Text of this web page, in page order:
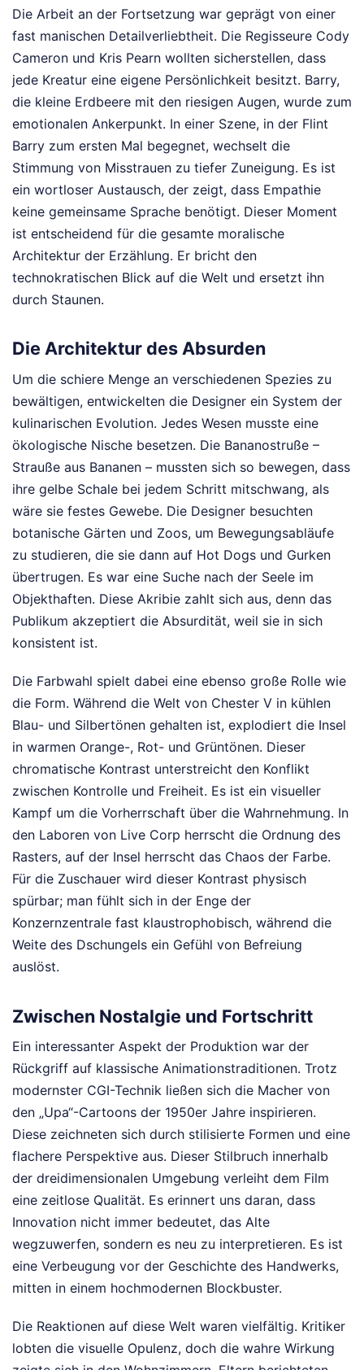
Die Arbeit an der Fortsetzung war geprägt von einer
fast manischen Detailverliebtheit. Die Regisseure Cody
Cameron und Kris Pearn wollten sicherstellen, dass
jede Kreatur eine eigene Persönlichkeit besitzt. Barry,
die kleine Erdbeere mit den riesigen Augen, wurde zum
emotionalen Ankerpunkt. In einer Szene, in der Flint
Barry zum ersten Mal begegnet, wechselt die
Stimmung von Misstrauen zu tiefer Zuneigung. Es ist
ein wortloser Austausch, der zeigt, dass Empathie
keine gemeinsame Sprache benötigt. Dieser Moment
ist entscheidend für die gesamte moralische
Architektur der Erzählung. Er bricht den
technokratischen Blick auf die Welt und ersetzt ihn
durch Staunen.
Die Architektur des Absurden
Um die schiere Menge an verschiedenen Spezies zu
bewältigen, entwickelten die Designer ein System der
kulinarischen Evolution. Jedes Wesen musste eine
ökologische Nische besetzen. Die Bananostruße –
Strauße aus Bananen – mussten sich so bewegen, dass
ihre gelbe Schale bei jedem Schritt mitschwang, als
wäre sie festes Gewebe. Die Designer besuchten
botanische Gärten und Zoos, um Bewegungsabläufe
zu studieren, die sie dann auf Hot Dogs und Gurken
übertrugen. Es war eine Suche nach der Seele im
Objekthaften. Diese Akribie zahlt sich aus, denn das
Publikum akzeptiert die Absurdität, weil sie in sich
konsistent ist.
Die Farbwahl spielt dabei eine ebenso große Rolle wie
die Form. Während die Welt von Chester V in kühlen
Blau- und Silbertönen gehalten ist, explodiert die Insel
in warmen Orange-, Rot- und Grüntönen. Dieser
chromatische Kontrast unterstreicht den Konflikt
zwischen Kontrolle und Freiheit. Es ist ein visueller
Kampf um die Vorherrschaft über die Wahrnehmung. In
den Laboren von Live Corp herrscht die Ordnung des
Rasters, auf der Insel herrscht das Chaos der Farbe.
Für die Zuschauer wird dieser Kontrast physisch
spürbar; man fühlt sich in der Enge der
Konzernzentrale fast klaustrophobisch, während die
Weite des Dschungels ein Gefühl von Befreiung
auslöst.
Zwischen Nostalgie und Fortschritt
Ein interessanter Aspekt der Produktion war der
Rückgriff auf klassische Animationstraditionen. Trotz
modernster CGI-Technik ließen sich die Macher von
den „Upa“-Cartoons der 1950er Jahre inspirieren.
Diese zeichneten sich durch stilisierte Formen und eine
flachere Perspektive aus. Dieser Stilbruch innerhalb
der dreidimensionalen Umgebung verleiht dem Film
eine zeitlose Qualität. Es erinnert uns daran, dass
Innovation nicht immer bedeutet, das Alte
wegzuwerfen, sondern es neu zu interpretieren. Es ist
eine Verbeugung vor der Geschichte des Handwerks,
mitten in einem hochmodernen Blockbuster.
Die Reaktionen auf diese Welt waren vielfältig. Kritiker
lobten die visuelle Opulenz, doch die wahre Wirkung